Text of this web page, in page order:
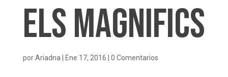
Els Magnifics
porAriadna Ene 17, 2016 0 Comentarios